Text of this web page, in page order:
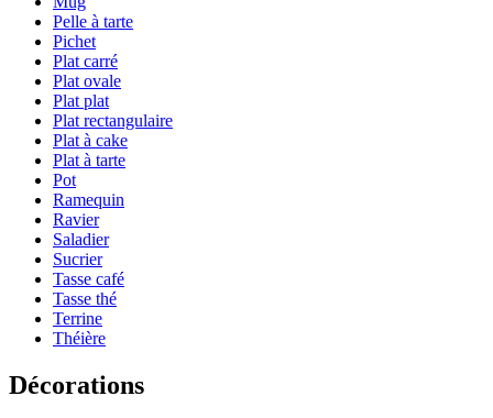
Pelle à tarte
Pichet
Plat carré
Plat ovale
Plat plat
Plat rectangulaire
Plat à cake
Plat à tarte
Pot
Ramequin
Ravier
Saladier
Sucrier
Tasse café
Tasse thé
Terrine
Théière
Décorations